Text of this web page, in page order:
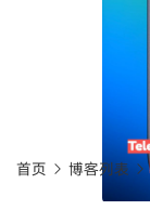
首页 博客列表